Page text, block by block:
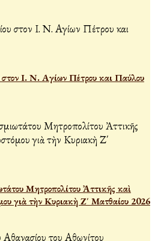
Ι. Ν. Αγίων Πέτρου και Παύλου
Μητροπολίτου Ἀττικῆς καὶ
γιὰ τὴν Κυριακὴ Ζ΄ Ματθαίου 2026